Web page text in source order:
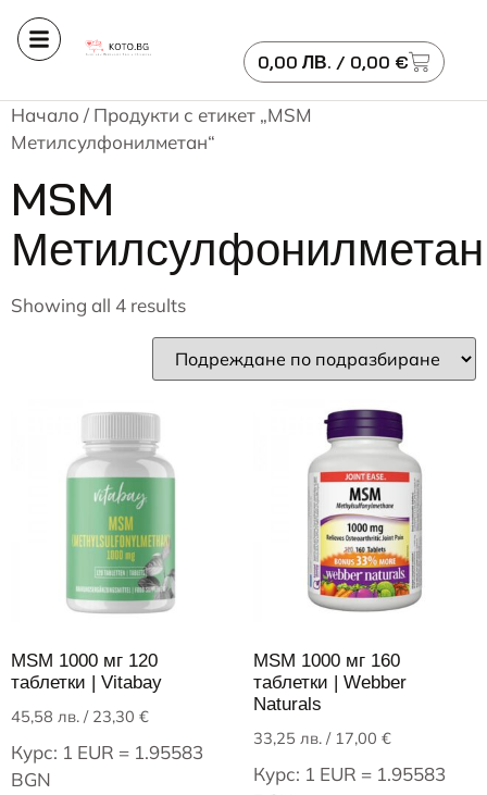
0,00 ЛВ. / 0,00 €
Начало / Продукти с етикет „MSM
Метилсулфонилметан“
MSM
Метилсулфонилметан
Showing all 4 results
MSM 1000 мг 120
таблетки | Vitabay
45,58 лв. / 23,30 €
Курс: 1 EUR = 1.95583
BGN
MSM 1000 мг 160
таблетки | Webber
Naturals
33,25 лв./ 17,00 €
Курс: 1 EUR = 1.95583